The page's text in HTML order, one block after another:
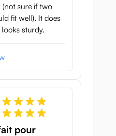
(not sure if two
fit well). It does
sturdy.
pour